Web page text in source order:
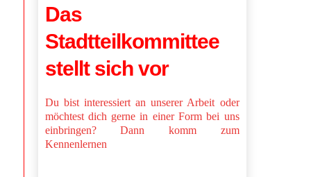
Das
Stadtteilkommittee
stellt sich vor
Du bist interessiert an unserer Arbeit oder
möchtest dich gerne in einer Form bei uns
einbringen? Dann komm zum
Kennenlernen